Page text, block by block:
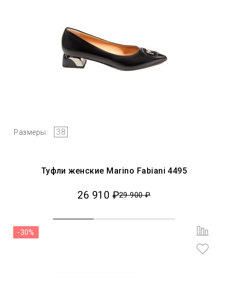
Размеры: 38
Туфли женские Marino Fabiani 4495
26 910 ₽29 900 ₽
-30%